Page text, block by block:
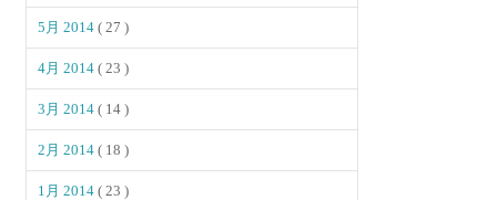
5月 2014( 27 )
4月 2014( 23 )
3月 2014( 14 )
2月 2014( 18 )
1月 2014( 23 )